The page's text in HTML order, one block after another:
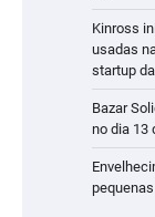
Kinross
usadas
startup
Bazar
no dia 13